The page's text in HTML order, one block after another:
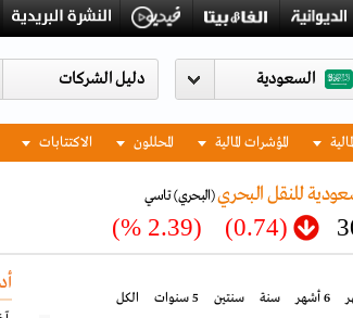
السعودية
المؤشرات المالية المحللون الاكتتابات
للنقل البحري(البحري)تاسي
(0.74)
(2.39 %)
6 أشهر سنة سنتين 5 سنوات الكل